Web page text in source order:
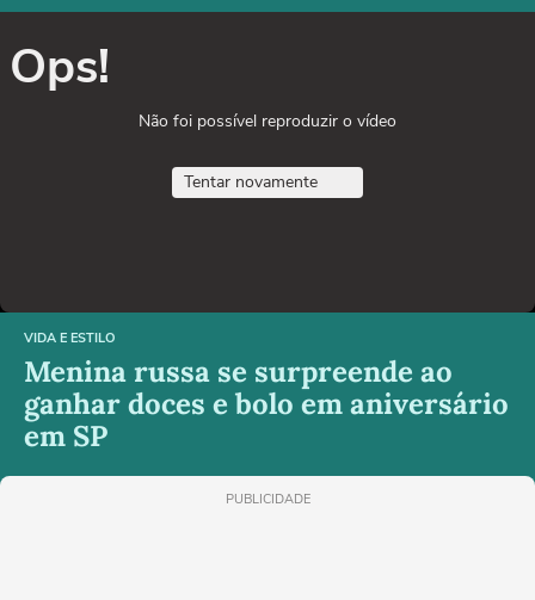
Ops!
Não foi possível reproduzir o vídeo
Tentar novamente
VIDA E ESTILO
Menina russa se surpreende ao
ganhar doces e bolo em aniversário
em SP
PUBLICIDADE